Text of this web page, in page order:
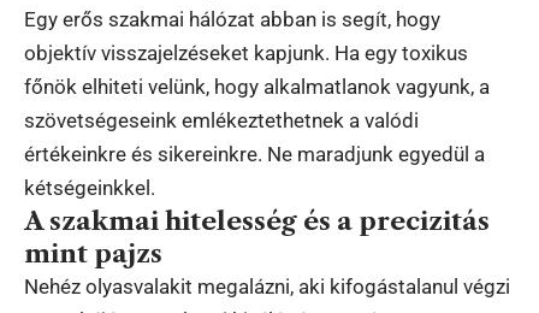
Egy erős szakmai hálózat abban is segít, hogy
objektív visszajelzéseket kapjunk. Ha egy toxikus
főnök elhiteti velünk, hogy alkalmatlanok vagyunk, a
szövetségeseink emlékeztethetnek a valódi
értékeinkre és sikereinkre. Ne maradjunk egyedül a
kétségeinkkel.
A szakmai hitelesség és a precizitás
mint pajzs
Nehéz olyasvalakit megalázni, aki kifogástalanul végzi